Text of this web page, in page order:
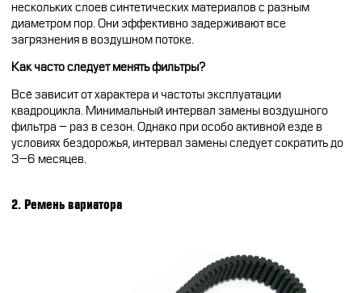
нескольких слоев синтетических материалов с разным
диаметром пор. Они эффективно задерживают все
загрязнения в воздушном потоке.
Как часто следует менять фильтры?
Всё зависит от характера и частоты эксплуатации
квадроцикла. Минимальный интервал замены воздушного
фильтра – раз в сезон. Однако при особо активной езде в
условиях бездорожья, интервал замены следует сократить до
3–6 месяцев.
2. Ремень вариатора